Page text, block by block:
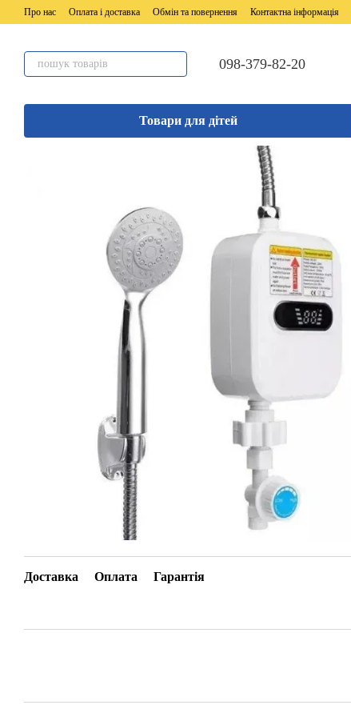
Перейти до основного контенту
Про нас Оплата і доставка Обмін та повернення Контактна інформація
098-379-82-20
Товари для дітей
Доставка Оплата Гарантія